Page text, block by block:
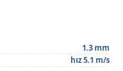
1.3 mm
hız 5.1 m/s